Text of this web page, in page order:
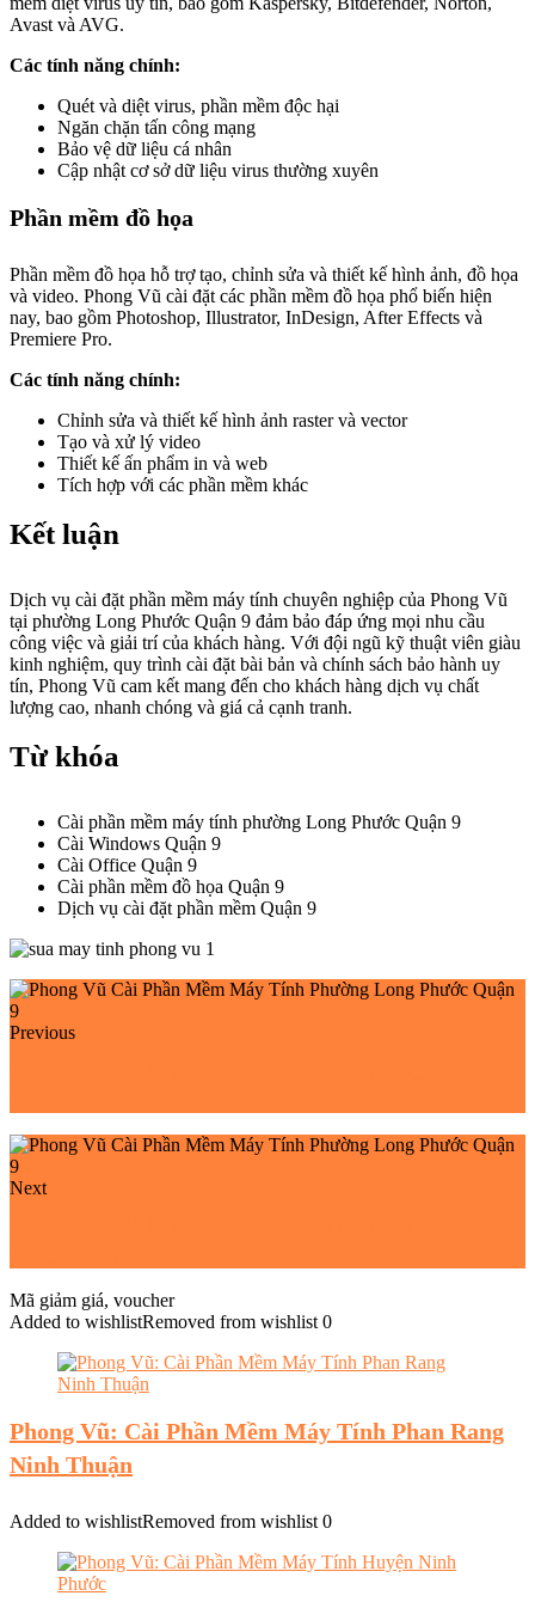
Avast và AVG.
Các tính năng chính:
Quét và diệt virus, phần mềm độc hại
Ngăn chặn tấn công mạng
Bảo vệ dữ liệu cá nhân
Cập nhật cơ sở dữ liệu virus thường xuyên
Phần mềm đồ họa
Phần mềm đồ họa hỗ trợ tạo, chỉnh sửa và thiết kế hình ảnh, đồ họa
và video. Phong Vũ cài đặt các phần mềm đồ họa phổ biến hiện
nay, bao gồm Photoshop, Illustrator, InDesign, After Effects và
Premiere Pro.
Các tính năng chính:
Chỉnh sửa và thiết kế hình ảnh raster và vector
Tạo và xử lý video
Thiết kế ấn phẩm in và web
Tích hợp với các phần mềm khác
Kết luận
Dịch vụ cài đặt phần mềm máy tính chuyên nghiệp của Phong Vũ
tại phường Long Phước Quận 9 đảm bảo đáp ứng mọi nhu cầu
công việc và giải trí của khách hàng. Với đội ngũ kỹ thuật viên giàu
kinh nghiệm, quy trình cài đặt bài bản và chính sách bảo hành uy
tín, Phong Vũ cam kết mang đến cho khách hàng dịch vụ chất
lượng cao, nhanh chóng và giá cả cạnh tranh.
Từ khóa
Cài phần mềm máy tính phường Long Phước Quận 9
Cài Windows Quận 9
Cài Office Quận 9
Cài phần mềm đồ họa Quận 9
Dịch vụ cài đặt phần mềm Quận 9
Previous
Next
Mã giảm giá, voucher
Added to wishlistRemoved from wishlist 0
Phong Vũ: Cài Phần Mềm Máy Tính Phan Rang
Ninh Thuận
Added to wishlistRemoved from wishlist 0